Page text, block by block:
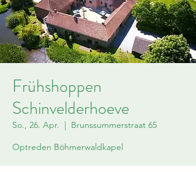
Frühshoppen
Schinvelderhoeve
So., 26. Apr.
  |
Brunssummerstraat 65
Optreden Böhmerwaldkapel